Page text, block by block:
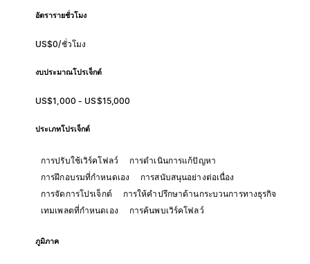
อัตรารายชั่วโมง
US$0/ชั่วโมง
งบประมาณโปรเจ็กต์
US$1,000 - US$15,000
ประเภทโปรเจ็กต์
การปรับใช้เวิร์คโฟลว์
การดำเนินการแก้ปัญหา
การฝึกอบรมที่กำหนดเอง
การสนับสนุนอย่างต่อเนื่อง
การจัดการโปรเจ็กต์
การให้คำปรึกษาด้านกระบวนการทางธุรกิจ
เทมเพลตที่กำหนดเอง
การค้นพบเวิร์คโฟลว์
ภูมิภาค